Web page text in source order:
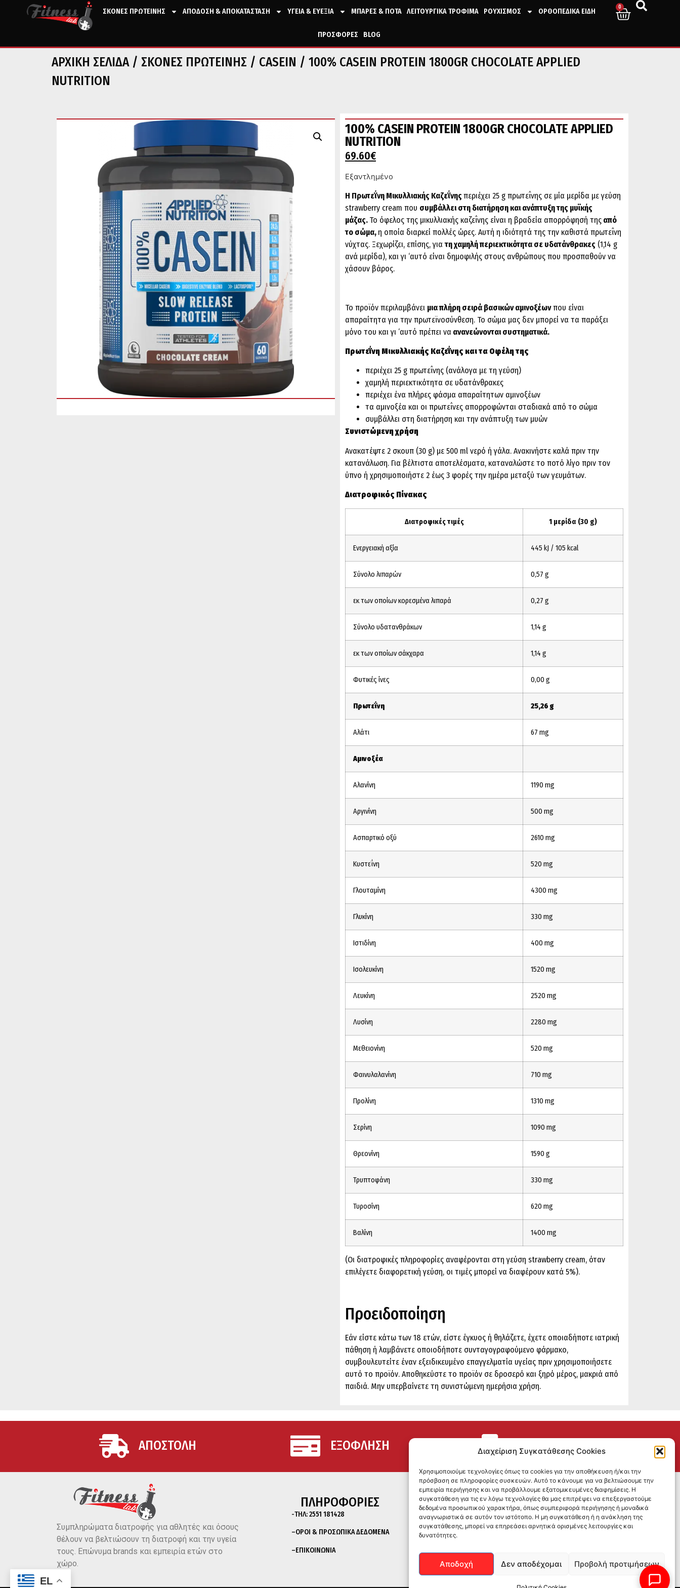
Διαχείριση Συγκατάθεσης Cookies
Χρησιμοποιούμε τεχνολογίες όπως τα cookies για την αποθήκευση ή/και την
πρόσβαση σε πληροφορίες συσκευών. Αυτό το κάνουμε για να βελτιώσουμε την
εμπειρία περιήγησης και να προβάλλουμε εξατομικευμένες διαφημίσεις. Η
συγκατάθεση για τις εν λόγω τεχνολογίες θα μας επιτρέψει να επεξεργαστούμε
δεδομένα προσωπικού χαρακτήρα, όπως συμπεριφορά περιήγησης ή μοναδικά
αναγνωριστικά σε αυτόν τον ιστότοπο. Η μη συγκατάθεση ή η ανάκληση της
συγκατάθεσης, μπορεί να επηρεάσει αρνητικά ορισμένες λειτουργίες και
δυνατότητες.
Αποδοχή Δεν αποδέχομαι Προβολή προτιμήσεων
ΣΚΟΝΕΣ ΠΡΩΤΕΙΝΗΣ ΑΠΟΔΟΣΗ & ΑΠΟΚΑΤΑΣΤΑΣΗ ΥΓΕΙΑ & ΕΥΕΞΙΑ ΜΠΑΡΕΣ & ΠΟΤΑ ΛΕΙΤΟΥΡΓΙΚΑ ΤΡΟΦΙΜΑ ΡΟΥΧΙΣΜΟΣ ΟΡΘΟΠΕΔΙΚΑ ΕΙΔΗ
ΠΡΟΣΦΟΡΕΣ BLOG
0
ΑΡΧΙΚΉ ΣΕΛΊΔΑ/ ΣΚΟΝΕΣ ΠΡΩΤΕΙΝΗΣ / CASEIN / 100% CASEIN PROTEIN 1800GR CHOCOLATE APPLIED
NUTRITION
100% CASEIN PROTEIN 1800GR CHOCOLATE APPLIED
NUTRITION
69.60€
Εξαντλημένο
Η Πρωτεΐνη Μικυλλιακής Καζεΐνηςπεριέχει 25 g πρωτεΐνης σε μία μερίδα με γεύση
strawberry cream που συμβάλλει στη διατήρηση και ανάπτυξη της μυϊκής
μάζας. Το όφελος της μικυλλιακής καζεΐνης είναι η βραδεία απορρόφησή της από
το σώμα,η οποία διαρκεί πολλές ώρες. Αυτή η ιδιότητά της την καθιστά πρωτεΐνη
νύχτας. Ξεχωρίζει, επίσης, γιατη χαμηλή περιεκτικότητα σε υδατάνθρακες (1,14 g
ανά μερίδα), και γι ‘αυτό είναι δημοφιλής στους ανθρώπους που προσπαθούν να
χάσουν βάρος.
Το προϊόν περιλαμβάνει μια πλήρη σειρά βασικών αμινοξέωνπου είναι
απαραίτητα για την πρωτεϊνοσύνθεση. Το σώμα μας δεν μπορεί να τα παράξει
μόνο του και γι ‘αυτό πρέπει να ανανεώνονται συστηματικά.
Πρωτεΐνη Μικυλλιακής Καζεΐνης και τα Οφέλη της
περιέχει 25 g πρωτεΐνης (ανάλογα με τη γεύση)
χαμηλή περιεκτικότητα σε υδατάνθρακες
περιέχει ένα πλήρες φάσμα απαραίτητων αμινοξέων
τα αμινοξέα και οι πρωτεΐνες απορροφώνται σταδιακά από το σώμα
συμβάλλει στη διατήρηση και την ανάπτυξη των μυών
Συνιστώμενη χρήση
Ανακατέψτε 2 σκουπ (30 g) με 500 ml νερό ή γάλα. Ανακινήστε καλά πριν την
κατανάλωση. Για βέλτιστα αποτελέσματα, καταναλώστε το ποτό λίγο πριν τον
ύπνο ή χρησιμοποιήστε 2 έως 3 φορές την ημέρα μεταξύ των γευμάτων.
Διατροφικός Πίνακας
Διατροφικές τιμές 1 μερίδα (30 g)
Ενεργειακή αξία 445 kJ / 105 kcal
Σύνολο λιπαρών 0,57 g
εκ των οποίων κορεσμένα λιπαρά 0,27 g
Σύνολο υδατανθράκων 1,14 g
εκ των οποίων σάκχαρα 1,14 g
Φυτικές ίνες 0,00 g
Πρωτεΐνη 25,26 g
Αλάτι 67 mg
Αμινοξέα
Αλανίνη 1190 mg
Αργινίνη 500 mg
Ασπαρτικό οξύ 2610 mg
Κυστεΐνη 520 mg
Γλουταμίνη 4300 mg
Γλυκίνη 330 mg
Ιστιδίνη 400 mg
Ισολευκίνη 1520 mg
Λευκίνη 2520 mg
Λυσίνη 2280 mg
Μεθειονίνη 520 mg
Φαινυλαλανίνη 710 mg
Προλίνη 1310 mg
Σερίνη 1090 mg
Θρεονίνη 1590 g
Τρυπτοφάνη 330 mg
Τυροσίνη 620 mg
Βαλίνη 1400 mg
(Οι διατροφικές πληροφορίες αναφέρονται στη γεύση strawberry cream, όταν
επιλέγετε διαφορετική γεύση, οι τιμές μπορεί να διαφέρουν κατά 5%).
Προειδοποίηση
Εάν είστε κάτω των 18 ετών, είστε έγκυος ή θηλάζετε, έχετε οποιαδήποτε ιατρική
πάθηση ή λαμβάνετε οποιοδήποτε συνταγογραφούμενο φάρμακο,
συμβουλευτείτε έναν εξειδικευμένο επαγγελματία υγείας πριν χρησιμοποιήσετε
αυτό το προϊόν. Αποθηκεύστε το προϊόν σε δροσερό και ξηρό μέρος, μακριά από
παιδιά. Μην υπερβαίνετε τη συνιστώμενη ημερήσια χρήση.
ΑΠΟΣΤΟΛΗ ΕΞΟΦΛΗΣΗ ΕΠΙΣΤΡΟΦΕΣ
Συμπληρώματα διατροφής για αθλητές και όσους
θέλουν να βελτιώσουν τη διατροφή και την υγεία
τους. Επώνυμα brands και εμπειρία ετών στο
χώρο.
ΠΛΗΡΟΦΟΡΙΕΣ
-ΤΗΛ:2551 181428
–ΟΡΟΙ & ΠΡΟΣΩΠΙΚΑ ΔΕΔΟΜΕΝΑ
–ΕΠΙΚΟΙΝΩΝΙΑ
SOCIAL MEDIA
EL